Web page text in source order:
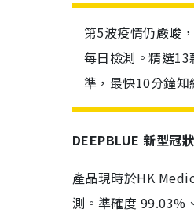
第5波疫情仍嚴峻
每日檢測。精選
準，最快10分鐘知
DEEPBLUE 新型冠
產品現時於HK
測。準確度 99.03%